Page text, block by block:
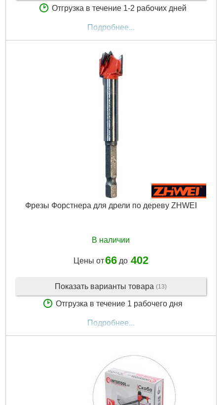
Отгрузка в течение 1-2 рабочих дней
Подробнее...
Фрезы Форстнера для дрели по дереву ZHWEI
В наличии
Цены от66до 402
Показать варианты товара (13)
Отгрузка в течение 1 рабочего дня
Подробнее...